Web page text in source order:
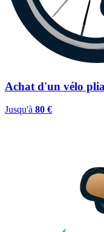
Achat d'un vélo
Jusqu'à 80 €